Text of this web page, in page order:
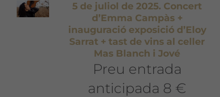
5 de juliol de 2025. Concert
d’Emma Campàs +
inauguració exposició d’Eloy
Sarrat + tast de vins al celler
Mas Blanch i Jové
Preu entrada
anticipada 8 €